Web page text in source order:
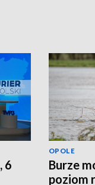
6
OPOLE
Burze
poziom